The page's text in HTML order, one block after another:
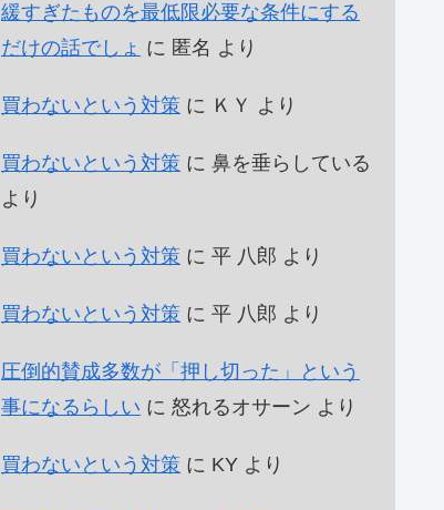
緩すぎたものを最低限必要な条件にする
だけの話でしょ に 匿名 より
買わないという対策 に ＫＹ より
買わないという対策 に 鼻を垂らしている
より
買わないという対策 に 平 八郎 より
買わないという対策 に 平 八郎 より
圧倒的賛成多数が「押し切った」という
事になるらしい に 怒れるオサーン より
買わないという対策 に KY より